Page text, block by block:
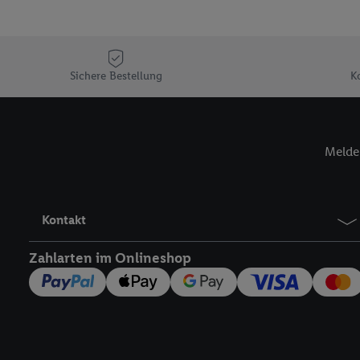
Sichere Bestellung
Kontakt
Zahlarten im Onlineshop
Sofern Sie hier Ihre
Verantwortlichkeit mit
zu erstellen (die
können, um Sie in von
Adresse in
Zudem erlauben Sie
den Lidl-Diensten
Wenn das der Fall ist,
verwenden, um Sie
werden, damit wir
Nutzung der Utiq-
widerrufen - jederzeit
Telekommunikations-